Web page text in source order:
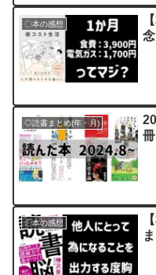
〇本の感想
◎読書まとめ(年・月)
冊
〇本の感想